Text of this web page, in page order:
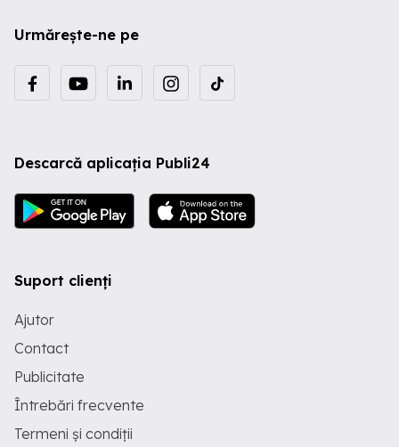
Urmărește-ne pe
Descarcă aplicația Publi24
Suport clienți
Ajutor
Contact
Publicitate
Întrebări frecvente
Termeni și condiții